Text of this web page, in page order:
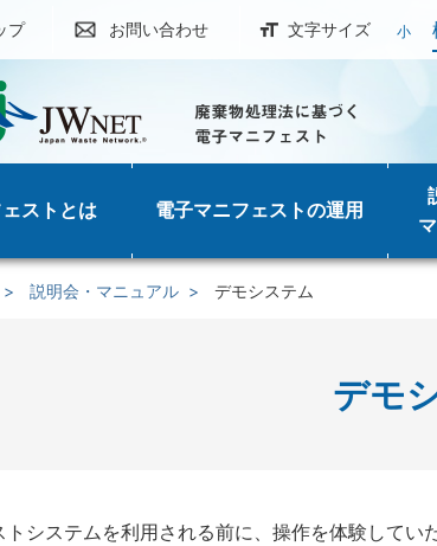
プ お問い合わせ 文字サイズ 小
ストとは 電子マニフェストの運用
説明会・マニュアル デモシステム
デモ
システムを利用される前に、操作を体験してい